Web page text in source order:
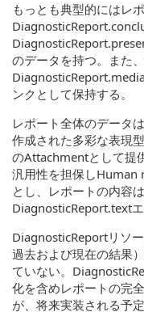
もっとも典型的にはレ
のデータを持つ。また
ンクとして保持する。
レポート全体のデータ
作成された多彩な表現
のAttachmentとして提
汎用性を担保しHuman
とし、レポートの内容
DiagnosticReport.textエ
DiagnosticReportリソ
過去および現在の結果
ていない。
化を含めレポートの完
が、将来実装される予定